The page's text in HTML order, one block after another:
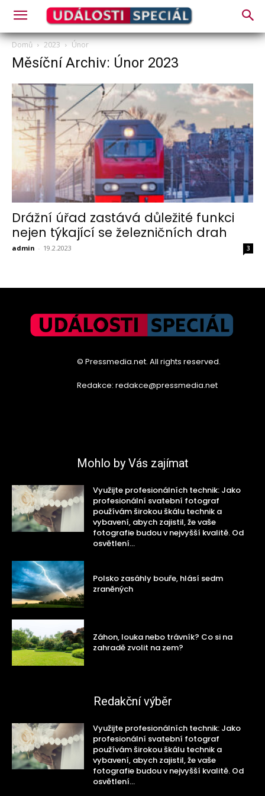
Domů 2023 Únor
Měsíční Archiv: Únor 2023
Drážní úřad zastává důležité funkci
nejen týkající se železničních drah
admin - 19.2.2023 3
© Pressmedia.net. All rights reserved.
Redakce: redakce@pressmedia.net
Mohlo by Vás zajímat
Využijte profesionálních technik: Jako
profesionální svatební fotograf
používám širokou škálu technik a
vybavení, abych zajistil, že vaše
fotografie budou v nejvyšší kvalitě. Od
osvětlení...
Polsko zasáhly bouře, hlásí sedm
zraněných
Záhon, louka nebo trávník? Co si na
zahradě zvolit na zem?
Redakční výběr
Využijte profesionálních technik: Jako
profesionální svatební fotograf
používám širokou škálu technik a
vybavení, abych zajistil, že vaše
fotografie budou v nejvyšší kvalitě. Od
osvětlení...